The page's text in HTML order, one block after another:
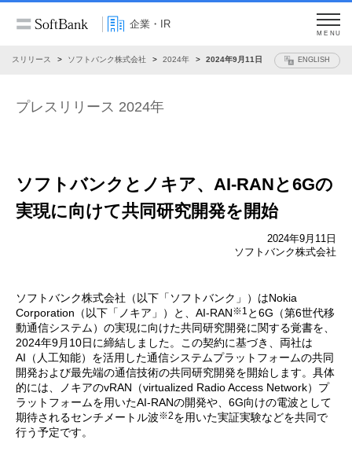
企業・IR
MENU
レスリリース ソフトバンク株式会社 2024年 2024年9月11日 ENGLISH
プレスリリース 2024年
ソフトバンクとノキア、 AI-RANと6Gの
実現に向けて共同研究開発を開始
2024年9月11日
ソフトバンク株式会社
ソフトバンク株式会社（以下「ソフトバンク」）はNokia
Corporation（以下「ノキア」）と、AI-RAN※1 と6G（第6世代移
動通信システム）の実現に向けた共同研究開発に関する覚書を、
2024年9月10日に締結しました。この契約に基づき、両社は
AI（人工知能）を活用した通信システムプラットフォームの共同
開発および最先端の通信技術の共同研究開発を開始します。具体
的には、ノキアのvRAN（virtualized Radio Access Network）プ
ラットフォームを用いたAI-RANの開発や、6G向けの電波として
期待されるセンチメートル波※2を用いた実証実験などを共同で
行う予定です。